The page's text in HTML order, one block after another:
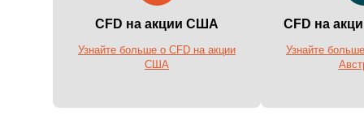
CFD на акции США
Узнайте больше о CFD на акции
США
CFD на
Узнайте